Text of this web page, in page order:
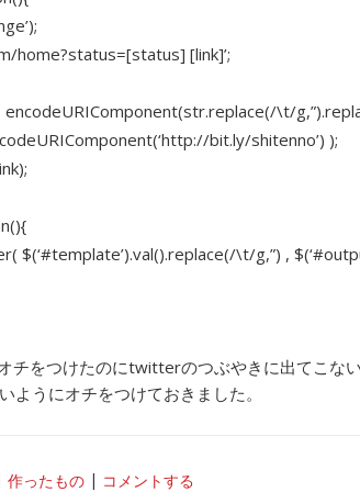
home?status=[status] [link]’;
encodeURIComponent(str.replace(/\t/
bit.ly/shitenno’) );
$(‘#template’).val().replace(/\t/g,”) ,
をつけたのにtwitterのつぶやきに出てこない
ようにオチをつけておきました。
作ったもの コメントする